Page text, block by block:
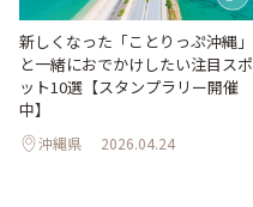
新しくなった「ことりっぷ沖縄」
と一緒におでかけしたい注目スポ
ット10選【スタンプラリー開催
中】
沖縄県 2026.04.24